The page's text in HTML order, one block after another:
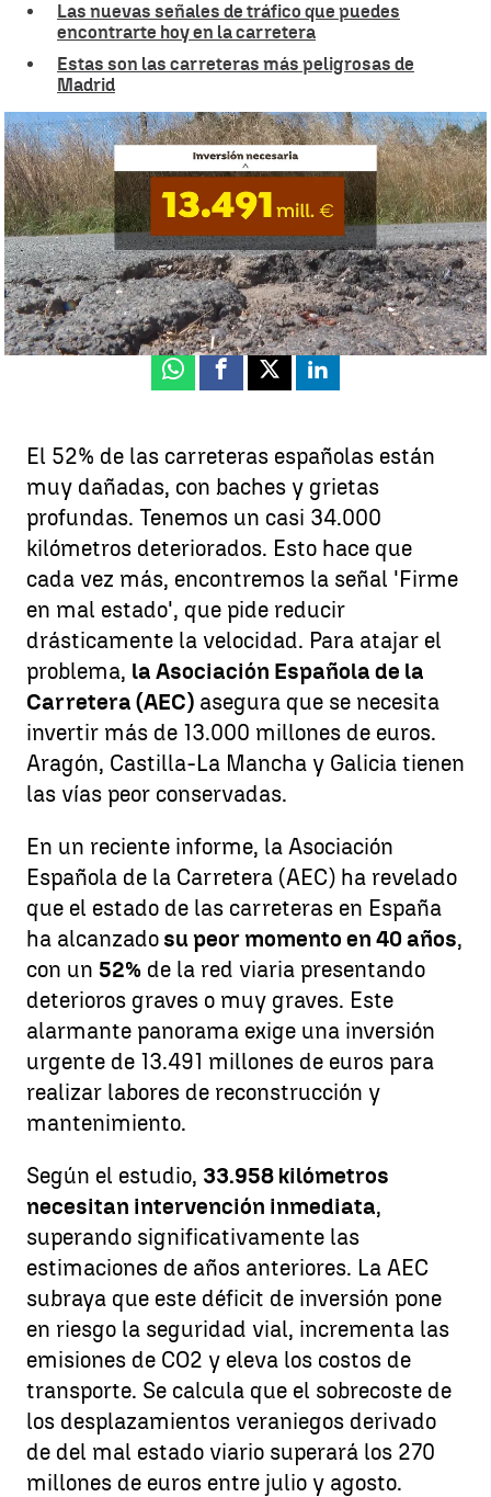
Las nuevas señales de tráfico que puedes
encontrarte hoy en la carretera
Estas son las carreteras más peligrosas de
Madrid
Aragón, Castilla-La Mancha y Galicia encabezan el "ranking de la
mala conservación" |Antena 3 Noticias
Irene Marín
Publicado:03 de julio de 2025, 18:16
Whatsapp
Facebook
X Linkedin
El 52% de las carreteras españolas están
muy dañadas, con baches y grietas
profundas. Tenemos un casi 34.000
kilómetros deteriorados. Esto hace que
cada vez más, encontremos la señal 'Firme
en mal estado', que pide reducir
drásticamente la velocidad. Para atajar el
problema, la Asociación Española de la
Carretera (AEC) asegura que se necesita
invertir más de 13.000 millones de euros.
Aragón, Castilla-La Mancha y Galicia tienen
las vías peor conservadas.
En un reciente informe, la Asociación
Española de la Carretera (AEC) ha revelado
que el estado de las carreteras en España
ha alcanzadosu peor momento en 40 años,
con un 52% de la red viaria presentando
deterioros graves o muy graves. Este
alarmante panorama exige una inversión
urgente de 13.491 millones de euros para
realizar labores de reconstrucción y
mantenimiento.
Según el estudio, 33.958 kilómetros
necesitan intervención inmediata,
superando significativamente las
estimaciones de años anteriores. La AEC
subraya que este déficit de inversión pone
en riesgo la seguridad vial, incrementa las
emisiones de CO2 y eleva los costos de
transporte. Se calcula que el sobrecoste de
los desplazamientos veraniegos derivado
de del mal estado viario superará los 270
millones de euros entre julio y agosto.